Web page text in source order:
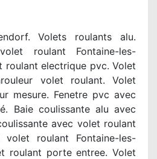
Volets roulants alu.
roulant Fontaine-les-
roulant electrique pvc. Volet
volet roulant. Volet
mesure. Fenetre pvc avec
Baie coulissante alu avec
avec volet roulant
volet roulant Fontaine-les-
roulant porte entree. Volet